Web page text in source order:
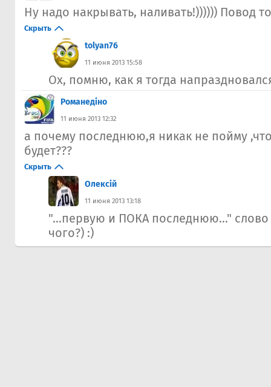
Ну надо накрывать, наливать!)))))) Повод
Скрыть
tolyan76
11 июня 2013 15:58
Ох, помню, как я тогда
Романедіно
11 июня 2013 12:32
а почему последнюю,я никак не пойму
будет???
Скрыть
Олексій
11 июня 2013 13:18
"...первую и ПОКА последнюю..." слово
чого?) :)